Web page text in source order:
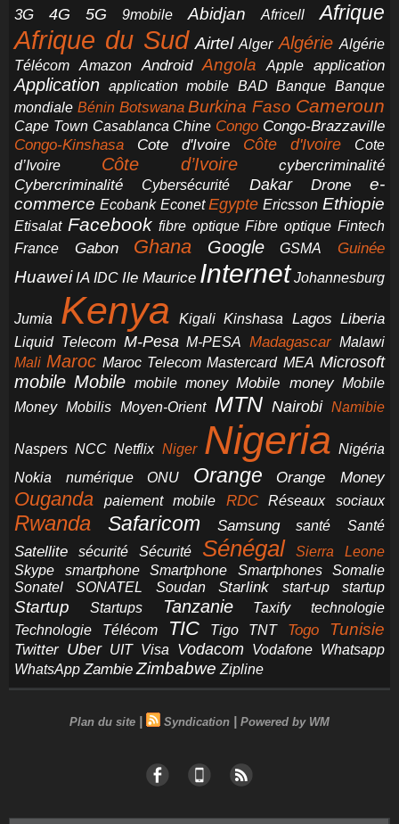
3G 4G 5G 9mobile Abidjan Africell Afrique
Afrique du Sud Airtel Alger Algérie Algérie
Télécom
Amazon Android Angola Apple application
Application application mobile BAD Banque Banque
mondiale Bénin Botswana Burkina Faso Cameroun
Cape Town Casablanca Chine Congo Congo-Brazzaville
Congo-Kinshasa Cote d'Ivoire Côte d'Ivoire
Cote
d’Ivoire
Côte d’Ivoire
cybercriminalité
Cybercriminalité
Cybersécurité Dakar Drone
e-
commerce Ecobank Econet Egypte Ericsson Ethiopie
Etisalat Facebook fibre optique Fibre optique Fintech
France
Gabon Ghana Google GSMA Guinée
Huawei IA IDC Ile Maurice Internet Johannesburg
Jumia Kenya Kigali Kinshasa Lagos Liberia
Liquid Telecom M-Pesa M-PESA Madagascar Malawi
Mali Maroc Maroc Telecom Mastercard MEA Microsoft
mobile Mobile mobile money Mobile money Mobile
Money Mobilis Moyen-Orient MTN Nairobi Namibie
Naspers NCC Netflix Niger Nigeria Nigéria
Nokia
numérique ONU Orange Orange Money
Ouganda paiement mobile RDC Réseaux sociaux
Rwanda Safaricom Samsung santé Santé
Satellite sécurité Sécurité Sénégal
Sierra Leone
Skype
smartphone Smartphone Smartphones
Somalie
Sonatel
SONATEL Soudan Starlink start-up startup
Startup Startups Tanzanie Taxify
technologie
Technologie
Télécom TIC Tigo TNT Togo Tunisie
Twitter Uber UIT Visa Vodacom Vodafone Whatsapp
WhatsApp Zambie Zimbabwe Zipline
Plan du site | Syndication | Powered by WM